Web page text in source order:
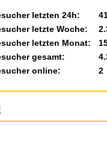
letzten 24h:
letzte Woche:
letzten Monat:
gesamt:
online:
2